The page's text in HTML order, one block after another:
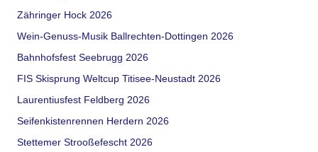
Zähringer Hock 2026
Wein-Genuss-Musik Ballrechten-Dottingen 2026
Bahnhofsfest Seebrugg 2026
FIS Skisprung Weltcup Titisee-Neustadt 2026
Laurentiusfest Feldberg 2026
Seifenkistenrennen Herdern 2026
Stettemer Strooßefescht 2026